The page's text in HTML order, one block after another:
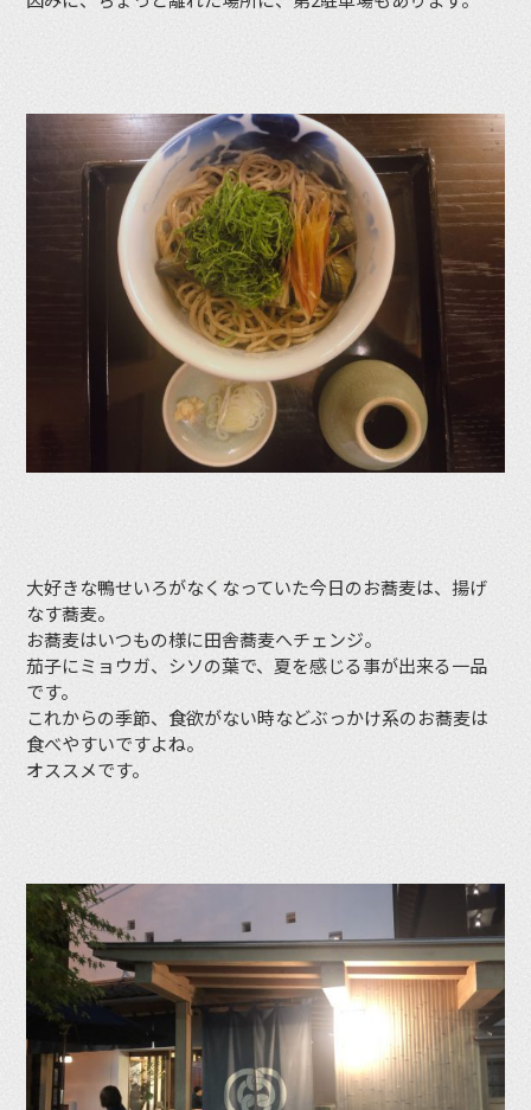
大好きな鴨せいろがなくなっていた今日のお蕎麦は、揚げ
なす蕎麦。
お蕎麦はいつもの様に田舎蕎麦へチェンジ。
茄子にミョウガ、シソの葉で、夏を感じる事が出来る一品
です。
これからの季節、食欲がない時などぶっかけ系のお蕎麦は
食べやすいですよね。
オススメです。